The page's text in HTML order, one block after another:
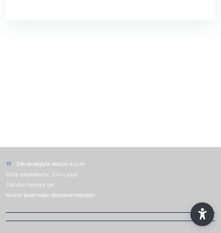
Site desteğiyle iletişim kurun
Giriş yapmadınız. (Giriş yap)
Standart temaya geç
Moodle tarafından desteklenmektedir